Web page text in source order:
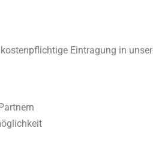
Eintragung in